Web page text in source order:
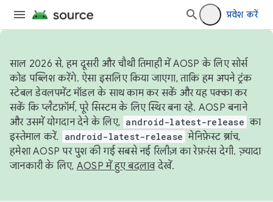
प्रवेश करें
साल 2026 से, हम दूसरी और चौथी तिमाही में AOSP के लिए सोर्स
कोड पब्लिश करेंगे. ऐसा इसलिए किया जाएगा, ताकि हम अपने ट्रंक
स्टेबल डेवलपमेंट मॉडल के साथ काम कर सकें और यह पक्का कर
सकें कि प्लैटफ़ॉर्म, पूरे सिस्टम के लिए स्थिर बना रहे. AOSP बनाने
और उसमें योगदान देने के लिए, android-latest-release का
इस्तेमाल करें.
android-latest-release मेनिफ़ेस्ट ब्रांच,
हमेशा AOSP पर पुश की गई सबसे नई रिलीज़ का रेफ़रंस देगी. ज़्यादा
जानकारी के लिए, AOSP में हुए बदलावदेखें.